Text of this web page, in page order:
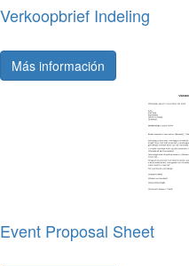
Verkoopbrief Indeling
Más información
Event Proposal Sheet